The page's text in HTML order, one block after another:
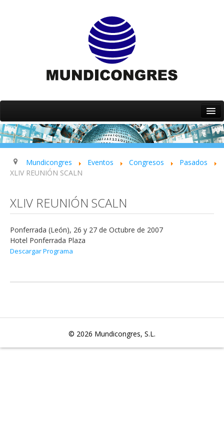
Inicio
Quiénes somos
Servicios
Contacto
Mundicongres Eventos Congresos
Pasados
XLIV REUNIÓN SCALN
XLIV REUNIÓN SCALN
Ponferrada (León), 26 y 27 de Octubre de 2007
Hotel Ponferrada Plaza
Descargar Programa
© 2026 Mundicongres, S.L.